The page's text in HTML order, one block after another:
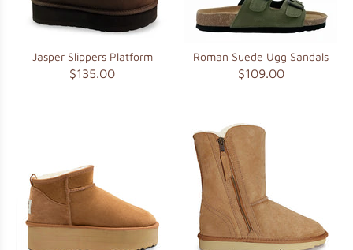
Jasper Slippers Platform
$135.00
Roman Suede Ugg Sandals
$109.00